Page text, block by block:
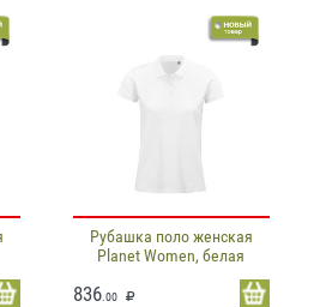
Рубашка поло женская
Planet Women, белая
836.00